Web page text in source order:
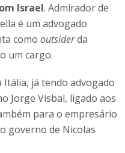
Israel. Admirador de
é um advogado
como outsiderda
um cargo.
Itália, já tendo advogado
Jorge Visbal, ligado aos
para o empresário
governo de Nicolas